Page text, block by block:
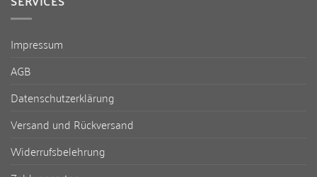
Impressum
AGB
Datenschutzerklärung
Versand und Rückversand
Widerrufsbelehrung